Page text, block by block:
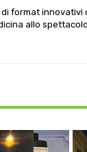
format innovativi
allo spettacolo.